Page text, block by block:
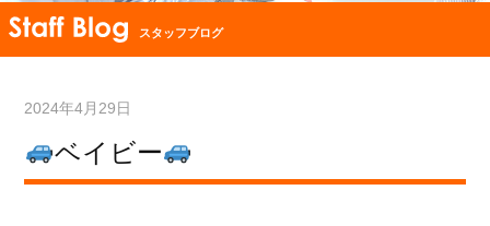
スタッフブログ
2024年4月29日
ベイビー